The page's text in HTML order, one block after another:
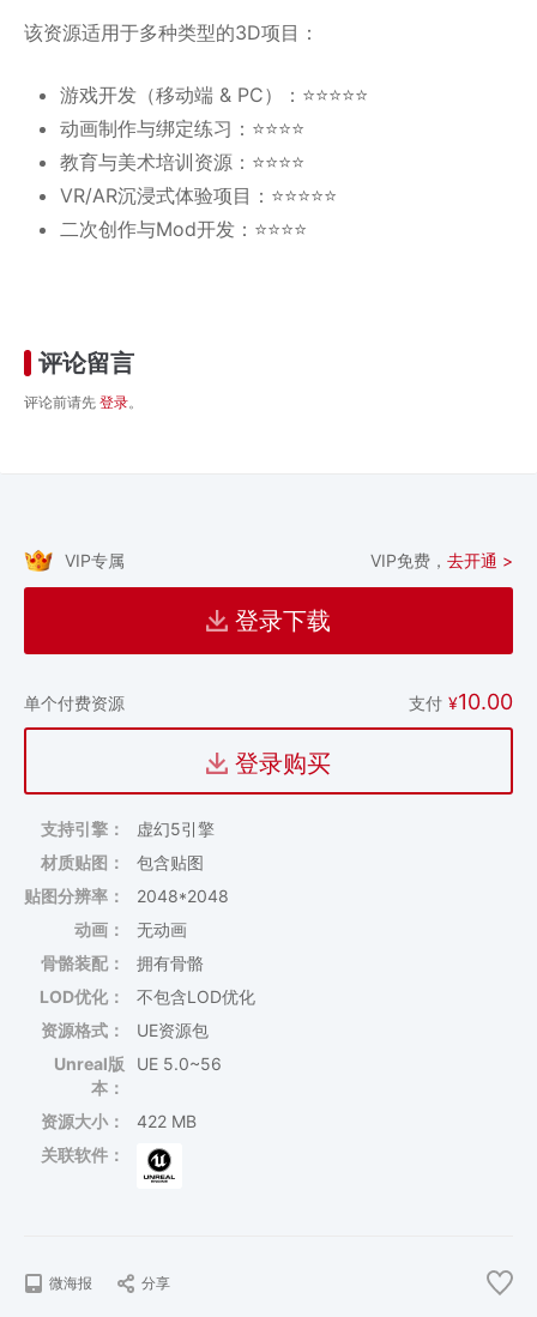
该资源适用于多种类型的3D项目：
游戏开发（移动端 & PC）：⭐⭐⭐⭐⭐
动画制作与绑定练习：⭐⭐⭐⭐
教育与美术培训资源：⭐⭐⭐⭐
VR/AR沉浸式体验项目：⭐⭐⭐⭐⭐
二次创作与Mod开发：⭐⭐⭐⭐
评论留言
评论前请先 登录。
VIP专属 VIP免费， 去开通 >
登录下载
单个付费资源 支付 ¥10.00
登录购买
支持引擎：
虚幻5引擎
材质贴图：
包含贴图
贴图分辨率：
2048*2048
动画：
无动画
骨骼装配：
拥有骨骼
LOD优化：
不包含LOD优化
资源格式：
UE资源包
Unreal版
本：
UE 5.0~56
资源大小：
422 MB
关联软件：
微海报 分享